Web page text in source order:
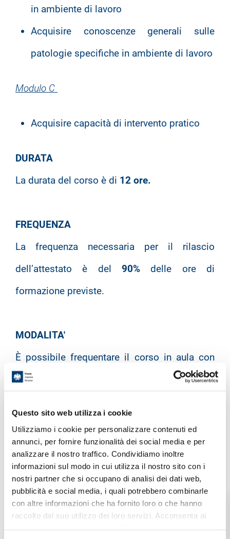
Questo sito web utilizza i cookie
Utilizziamo i cookie per personalizzare contenuti ed
annunci, per fornire funzionalità dei social media e per
analizzare il nostro traffico. Condividiamo inoltre
informazioni sul modo in cui utilizza il nostro sito con i
nostri partner che si occupano di analisi dei dati web,
pubblicità e social media, i quali potrebbero combinarle
con altre informazioni che ha fornito loro o che hanno
raccolto dal suo utilizzo dei loro servizi. Acconsenta ai
in ambiente di lavoro
Acquisire conoscenze generali sulle
patologie specifiche in ambiente di lavoro
Modulo C
Acquisire capacità di intervento pratico
DURATA
La durata del corso è di 12 ore.
FREQUENZA
La frequenza necessaria per il rilascio
dell’attestato è del 90% delle ore di
formazione previste.
MODALITA'
È possibile frequentare il corso in aula con
lezione frontale oppure direttamente in
Al fine di verificare le conoscenze apprese, i
partecipanti del corso verranno sottoposti ad
untest di apprendimentoa risposta multipla
e ad una prova pratica.
ATTESTATO